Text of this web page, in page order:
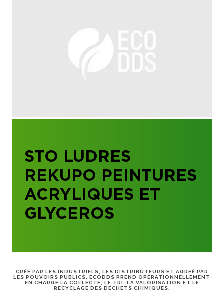
STO LUDRES
REKUPO PEINTURES
ACRYLIQUES ET
GLYCEROS
CRÉÉ PAR LES INDUSTRIELS, LES DISTRIBUTEURS ET AGRÉÉ PAR
LES POUVOIRS PUBLICS, ECODDS PREND OPÉRATIONNELLEMENT
EN CHARGE LA COLLECTE, LE TRI, LA VALORISATION ET LE
RECYCLAGE DES DÉCHETS CHIMIQUES.